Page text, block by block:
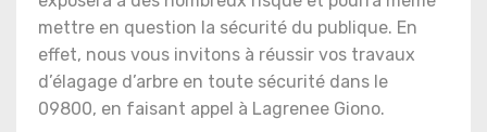
mettre en question la sécurité du publique. En
effet, nous vous invitons à réussir vos travaux
d’élagage d’arbre en toute sécurité dans le
09800, en faisant appel à Lagrenee Giono.